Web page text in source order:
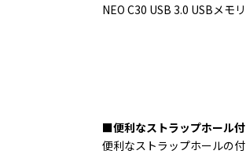
NEO C30 USB 3.0 USBメモ
■便利なストラップホール
便利なストラップホールの